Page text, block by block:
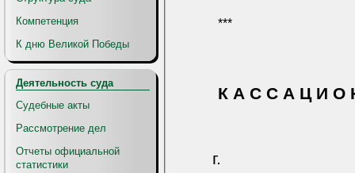
Компетенция
К дню Великой Победы
Деятельность суда
Судебные акты
Рассмотрение дел
Отчеты официальной
статистики
***
К А С С А Ц И О
г.